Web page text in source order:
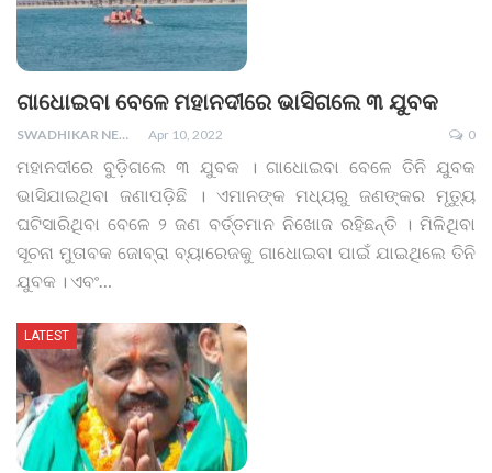
ଗାଧୋଇବା ବେଳେ ମହାନଦୀରେ ଭାସିଗଲେ ୩ ଯୁବକ
SWADHIKAR NEWS Apr 10, 2022 0
ମହାନଦୀରେ ବୁଡ଼ିଗଲେ ୩ ଯୁବକ । ଗାଧୋଇବା ବେଳେ ତିନି ଯୁବକ
ଭାସିଯାଇଥିବା ଜଣାପଡ଼ିଛି । ଏମାନଙ୍କ ମଧ୍ୟରୁ ଜଣଙ୍କର ମୃତ୍ୟୁ
ଘଟିସାରିଥିବା ବେଳେ ୨ ଜଣ ବର୍ତ୍ତମାନ ନିଖୋଜ ରହିଛନ୍ତି । ମିଳିଥିବା
ସୂଚନା ମୁତାବକ ଜୋବ୍ରା ବ୍ୟାରେଜକୁ ଗାଧୋଇବା ପାଇଁ ଯାଇଥିଲେ ତିନି
ଯୁବକ । ଏବଂ…
LATEST